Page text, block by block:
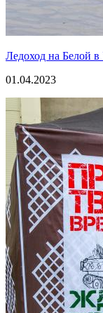
Ледоход на Белой
01.04.2023